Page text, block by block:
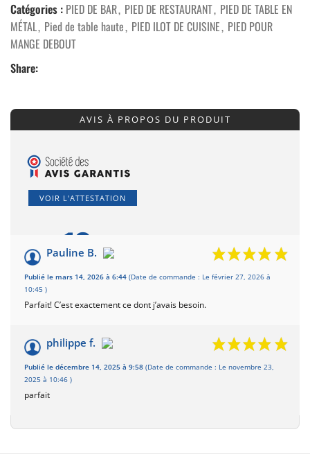
Catégories : PIED DE BAR, PIED DE RESTAURANT, PIED DE TABLE EN
MÉTAL, Pied de table haute, PIED ILOT DE CUISINE, PIED POUR
MANGE DEBOUT
Share:
AVIS À PROPOS DU PRODUIT
VOIR L'ATTESTATION
10/10
Basé sur 2 avis
Pauline B.
Publié le mars 14, 2026 à 6:44 (Date de commande : Le février 27, 2026 à
10:45 )
Parfait! C’est exactement ce dont j’avais besoin.
philippe f.
Publié le décembre 14, 2025 à 9:58 (Date de commande : Le novembre 23,
2025 à 10:46 )
parfait